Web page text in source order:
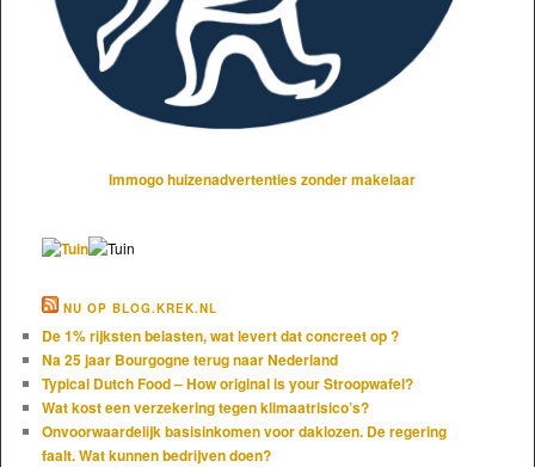
Immogo huizenadvertenties zonder makelaar
NU OP BLOG.KREK.NL
De 1% rijksten belasten, wat levert dat concreet op ?
Na 25 jaar Bourgogne terug naar Nederland
Typical Dutch Food – How original is your Stroopwafel?
Wat kost een verzekering tegen klimaatrisico’s?
Onvoorwaardelijk basisinkomen voor daklozen. De regering
faalt. Wat kunnen bedrijven doen?